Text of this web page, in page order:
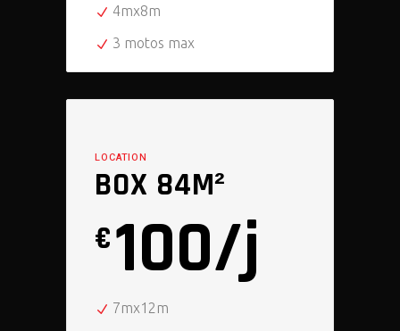
4mx8m
3 motos max
LOCATION
BOX 84M²
€100/j
7mx12m